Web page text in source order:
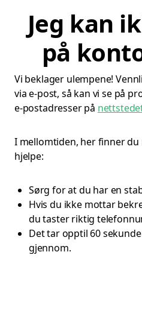
Jeg kan
på
Vi beklager ulempene!
via e-post, så kan vi se på
e-postadresser på
I mellomtiden, her finner du
hjelpe:
Sørg for at du har en
Hvis du ikke mottar
du taster riktig
Det tar opptil 60
gjennom.